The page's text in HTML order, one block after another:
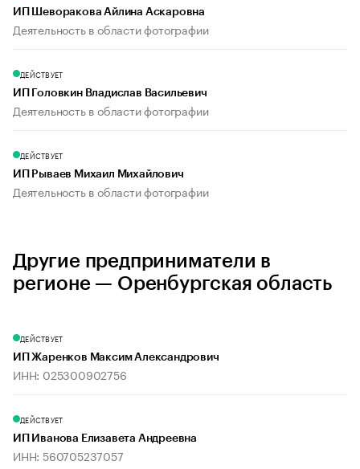
ИП Шеворакова Айлина Аскаровна
Деятельность в области фотографии
ДЕЙСТВУЕТ
ИП Головкин Владислав Васильевич
Деятельность в области фотографии
ДЕЙСТВУЕТ
ИП Рываев Михаил Михайлович
Деятельность в области фотографии
Другие предприниматели в
регионе — Оренбургская область
ДЕЙСТВУЕТ
ИП Жаренков Максим Александрович
ИНН: 025300902756
ДЕЙСТВУЕТ
ИП Иванова Елизавета Андреевна
ИНН: 560705237057